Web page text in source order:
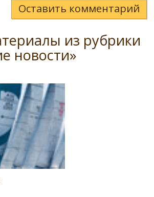
Оставить комментарий
из рубрики
новости»